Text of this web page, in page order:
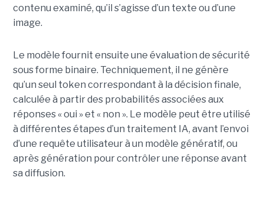
contenu examiné, qu’il s’agisse d’un texte ou d’une
image.
Le modèle fournit ensuite une évaluation de sécurité
sous forme binaire. Techniquement, il ne génère
qu’un seul token correspondant à la décision finale,
calculée à partir des probabilités associées aux
réponses « oui » et « non ». Le modèle peut être utilisé
à différentes étapes d’un traitement IA, avant l’envoi
d’une requête utilisateur à un modèle génératif, ou
après génération pour contrôler une réponse avant
sa diffusion.